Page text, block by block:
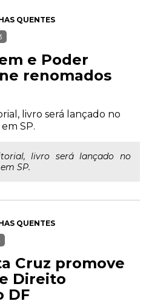
QUENTES
e Poder
renomados
livro será lançado no
SP.
livro será lançado no
SP.
QUENTES
Cruz promove
Direito
DF